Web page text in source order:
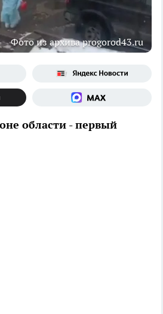
Фото из архива progorod43.ru
области - первый